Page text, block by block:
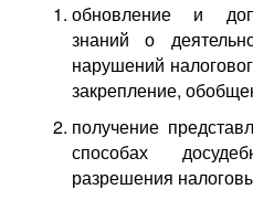
обновление и
знаний о
нарушений
закрепление,
получение
способах
разрешения